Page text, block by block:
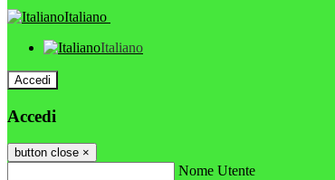
Italiano
Italiano
Accedi
Accedi
button close ×
Nome Utente